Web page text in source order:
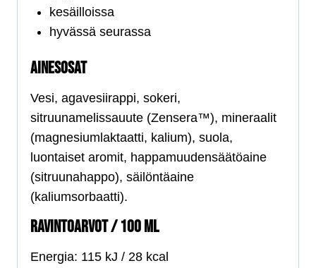
kesäilloissa
hyvässä seurassa
AINESOSAT
Vesi, agavesiirappi, sokeri,
sitruunamelissauute (Zensera™), mineraalit
(magnesiumlaktaatti, kalium), suola,
luontaiset aromit, happamuudensäätöaine
(sitruunahappo), säilöntäaine
(kaliumsorbaatti).
RAVINTOARVOT / 100 ML
Energia: 115 kJ / 28 kcal